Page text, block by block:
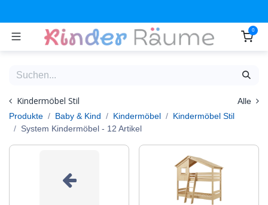
0
Kindermöbel Stil
Alle
Produkte
Baby & Kind Kindermöbel
Kindermöbel Stil
System Kindermöbel - 12 Artikel